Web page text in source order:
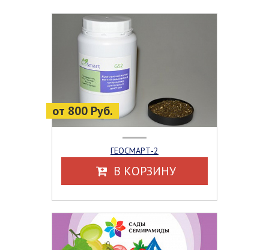
от 800 Руб.
ГЕОСМАРТ-2
В КОРЗИНУ